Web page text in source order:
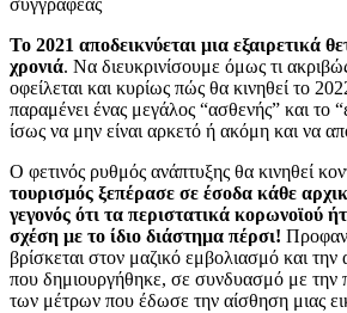
συγγραφέας
Το 2021 αποδεικνύεται μια εξαιρετικά
χρονιά. Να διευκρινίσουμε όμως τι
οφείλεται και κυρίως πώς θα κινηθεί το
παραμένει ένας μεγάλος “ασθενής” και το
ίσως να μην είναι αρκετό ή ακόμη και να
Ο φετινός ρυθμός ανάπτυξης θα κινηθεί
τουρισμός ξεπέρασε σε έσοδα κάθε
γεγονός ότι τα περιστατικά κορωνοϊού
σχέση με το ίδιο διάστημα πέρσι!
βρίσκεται στον μαζικό εμβολιασμό και
που δημιουργήθηκε, σε συνδυασμό με την
των μέτρων που έδωσε την αίσθηση μιας